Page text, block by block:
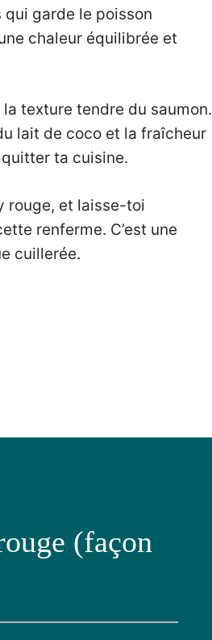
garde le poisson
chaleur équilibrée et
texture tendre du saumon.
lait de coco et la fraîcheur
ta cuisine.
rouge, et laisse-toi
renferme. C’est une
cuillerée.
(façon